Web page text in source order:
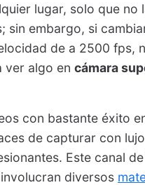
lugar, solo que no
sin embargo, si
de a 2500 fps,
ver algo en cámara
con bastante éxito
de capturar con
Este canal
diversos